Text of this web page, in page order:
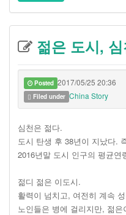
젊은 도시, 심
Posted 2017/05/25 20:36
Filed under China Story
심천은 젊다.
도시 탄생 후 38년이 지났다.
2016년말 도시 인구의 평균연
젊디 젊은 이도시.
활력이 넘치고, 여전히 계속
노인들은 병에 걸리지만, 젊은